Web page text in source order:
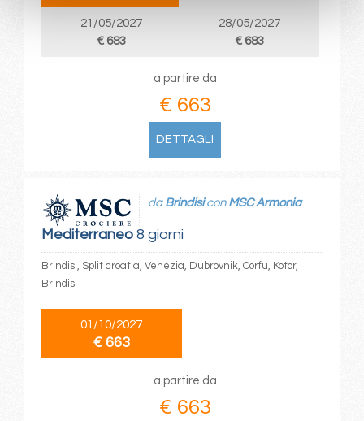
21/05/2027
€ 683
28/05/2027
€ 683
a partire da
€ 663
DETTAGLI
Mediterraneo8 giorni
da Brindisicon MSC Armonia
Brindisi, Split croatia, Venezia, Dubrovnik, Corfu, Kotor,
Brindisi
01/10/2027
€ 663
a partire da
€ 663